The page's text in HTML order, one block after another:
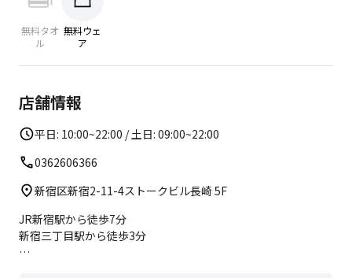
無料タオ
ル
無料ウェ
ア
店舗情報
平日: 10:00~22:00 / 土日: 09:00~22:00
0362606366
新宿区新宿2-11-4ストークビル長崎 5F
JR新宿駅から徒歩7分
新宿三丁目駅から徒歩3分